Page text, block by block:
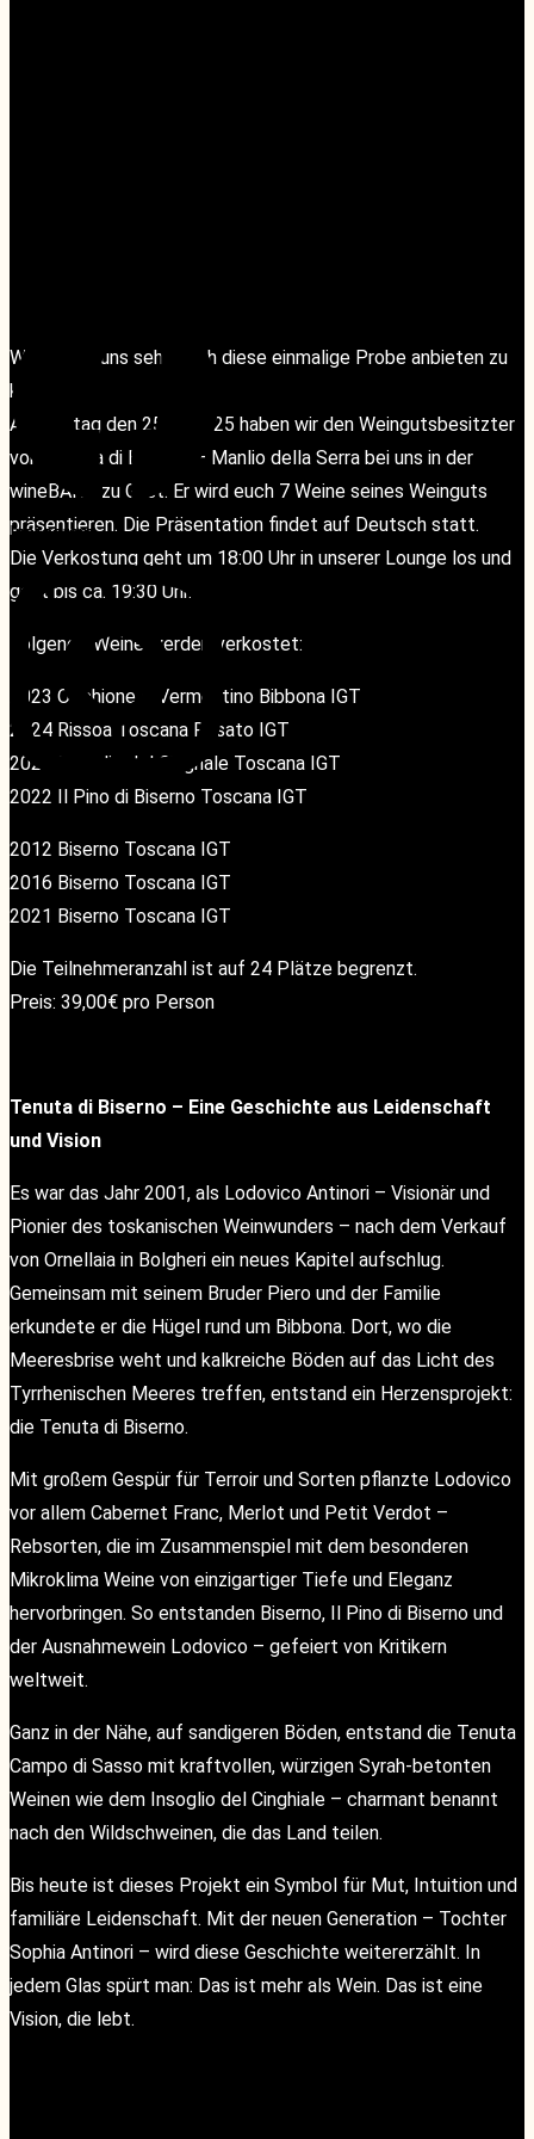
Instagram
Instagram
Wir freuen uns sehr, euch diese einmalige Probe anbieten zu
können!
Am Freitag den 25.04.2025 haben wir den Weingutsbesitzter
von Tenuta di Biserno – Manlio della Serra bei uns in der
wineBANK zu Gast. Er wird euch 7 Weine seines Weinguts
präsentieren. Die Präsentation findet auf Deutsch statt.
Die Verkostung geht um 18:00 Uhr in unserer Lounge los und
geht bis ca. 19:30 Uhr.
Folgende Weine werden verkostet:
2023 Occhione – Vermentino Bibbona IGT
2024 Rissoa Toscana Rosato IGT
2023 Insoglio del Cinghale Toscana IGT
2022 Il Pino di Biserno Toscana IGT
2012 Biserno Toscana IGT
2016 Biserno Toscana IGT
2021 Biserno Toscana IGT
Die Teilnehmeranzahl ist auf 24 Plätze begrenzt.
Preis: 39,00€ pro Person
Tenuta di Biserno – Eine Geschichte aus Leidenschaft
und Vision
Es war das Jahr 2001, als Lodovico Antinori – Visionär und
Pionier des toskanischen Weinwunders – nach dem Verkauf
von Ornellaia in Bolgheri ein neues Kapitel aufschlug.
Gemeinsam mit seinem Bruder Piero und der Familie
erkundete er die Hügel rund um Bibbona. Dort, wo die
Meeresbrise weht und kalkreiche Böden auf das Licht des
Tyrrhenischen Meeres treffen, entstand ein Herzensprojekt:
die Tenuta di Biserno.
Mit großem Gespür für Terroir und Sorten pflanzte Lodovico
vor allem Cabernet Franc, Merlot und Petit Verdot –
Rebsorten, die im Zusammenspiel mit dem besonderen
Mikroklima Weine von einzigartiger Tiefe und Eleganz
hervorbringen. So entstanden Biserno, Il Pino di Biserno und
der Ausnahmewein Lodovico – gefeiert von Kritikern
weltweit.
Ganz in der Nähe, auf sandigeren Böden, entstand die Tenuta
Campo di Sasso mit kraftvollen, würzigen Syrah-betonten
Weinen wie dem Insoglio del Cinghiale – charmant benannt
nach den Wildschweinen, die das Land teilen.
Bis heute ist dieses Projekt ein Symbol für Mut, Intuition und
familiäre Leidenschaft. Mit der neuen Generation – Tochter
Sophia Antinori – wird diese Geschichte weitererzählt. In
jedem Glas spürt man: Das ist mehr als Wein. Das ist eine
Vision, die lebt.